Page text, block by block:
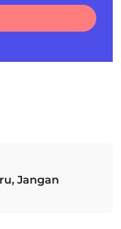
Jangan